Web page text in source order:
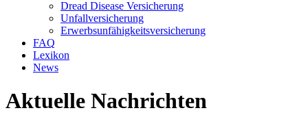
Dread Disease Versicherung
Unfallversicherung
Erwerbsunfähigkeitsversicherung
FAQ
Lexikon
News
Aktuelle Nachrichten